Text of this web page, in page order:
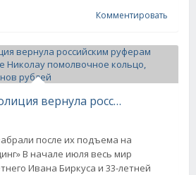
Комментировать
Американская полиция вернула российским руферам Ивану Биркусу и Ангеле Николау помолвочное кольцо, стоимостью 15 миллионов рублей
после их подъема на
В начале июля весь мир
Ивана Биркуса и 33-летней